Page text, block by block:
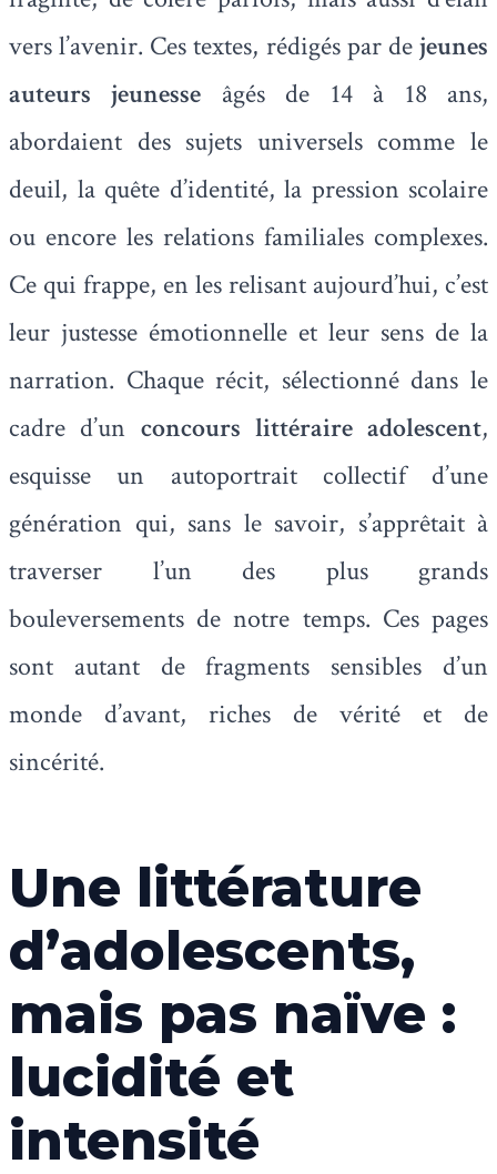
vers l’avenir. Ces textes, rédigés par dejeunes
auteurs jeunesse âgés de 14 à 18 ans,
abordaient des sujets universels comme le
deuil, la quête d’identité, la pression scolaire
ou encore les relations familiales complexes.
Ce qui frappe, en les relisant aujourd’hui, c’est
leur justesse émotionnelle et leur sens de la
narration. Chaque récit, sélectionné dans le
cadre d’un concours littéraire adolescent,
esquisse un autoportrait collectif d’une
génération qui, sans le savoir, s’apprêtait à
traverser l’un des plus grands
bouleversements de notre temps. Ces pages
sont autant de fragments sensibles d’un
monde d’avant, riches de vérité et de
sincérité.
Une littérature
d’adolescents,
mais pas naïve :
lucidité et
intensité